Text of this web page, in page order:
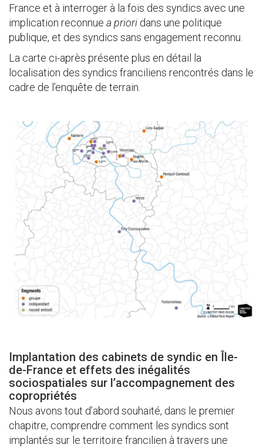
France et à interroger à la fois des syndics avec une
implication reconnue a priori dans une politique
publique, et des syndics sans engagement reconnu.
La carte ci-après présente plus en détail la
localisation des syndics franciliens rencontrés dans le
cadre de l’enquête de terrain.
Implantation des cabinets de syndic en Île-
de-France et effets des inégalités
sociospatiales sur l’accompagnement des
copropriétés
Nous avons tout d’abord souhaité, dans le premier
chapitre, comprendre comment les syndics sont
implantés sur le territoire francilien à travers une